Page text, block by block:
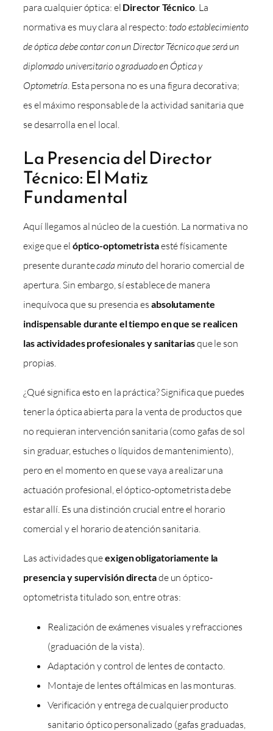
para cualquier óptica: el Director Técnico. La
normativa es muy clara al respecto: todo establecimiento
de óptica debe contar con un Director Técnico que será un
diplomado universitario o graduado en Óptica y
Optometría . Esta persona no es una figura decorativa;
es el máximo responsable de la actividad sanitaria que
se desarrolla en el local.
La Presencia del Director
Técnico: El Matiz
Fundamental
Aquí llegamos al núcleo de la cuestión. La normativa no
exige que el óptico-optometristaesté físicamente
presente durantecada minutodel horario comercial de
apertura. Sin embargo, sí establece de manera
inequívoca que su presencia es absolutamente
indispensable durante el tiempo en que se realicen
las actividades profesionales y sanitariasque le son
propias.
¿Qué significa esto en la práctica? Significa que puedes
tener la óptica abierta para la venta de productos que
no requieran intervención sanitaria (como gafas de sol
sin graduar, estuches o líquidos de mantenimiento),
pero en el momento en que se vaya a realizar una
actuación profesional, el óptico-optometrista debe
estar allí. Es una distinción crucial entre el horario
comercial y el horario de atención sanitaria.
Las actividades queexigen obligatoriamente la
presencia y supervisión directade un óptico-
optometrista titulado son, entre otras:
Realización de exámenes visuales y refracciones
(graduación de la vista).
Adaptación y control de lentes de contacto.
Montaje de lentes oftálmicas en las monturas.
Verificación y entrega de cualquier producto
sanitario óptico personalizado (gafas graduadas,